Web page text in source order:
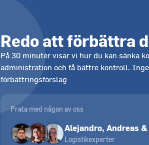
Redo att förbättra
På 30 minuter visar vi hur du kan sänka
administration och få bättre kontroll.
förbättringsförslag
Prata med någon av oss
Alejandro, Andreas &
Logistikexperter